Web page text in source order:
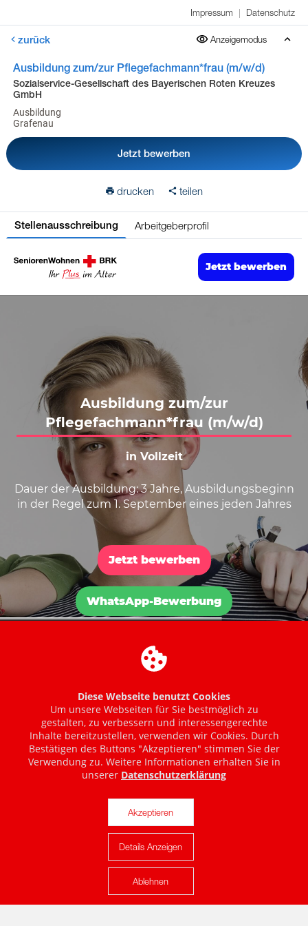
Impressum | Datenschutz
zurück Anzeigemodus
Ausbildung zum/zur Pflegefachmann*frau (m/w/d)
Sozialservice-Gesellschaft des Bayerischen Roten Kreuzes
GmbH
Ausbildung
Grafenau
Jetzt bewerben
drucken teilen
Stellenausschreibung Arbeitgeberprofil
Karte anzeigen
Diese Webseite benutzt Cookies
Um unsere Webseiten für Sie bestmöglich zu
gestalten, zu verbessern und interessengerechte
Inhalte bereitzustellen, verwenden wir Cookies. Durch
Bestätigen des Buttons "Akzeptieren" stimmen Sie der
Verwendung zu. Weitere Informationen erhalten Sie in
unserer Datenschutzerklärung
Akzeptieren
Details Anzeigen
Ablehnen